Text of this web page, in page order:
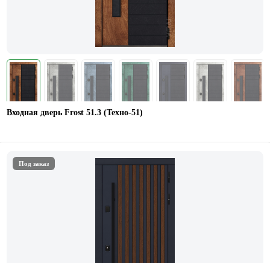
Входная дверь Frost 51.3 (Техно-51)
Под заказ